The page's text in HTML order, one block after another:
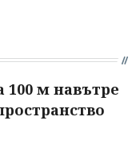
100 м навътре